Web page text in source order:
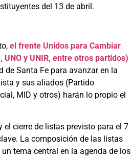
del 13 de abril.
el frente Unidos para Cambiar
UNO y UNIR, entre otros partidos)
de Santa Fe para avanzar en la
y sus aliados (Partido
MID y otros) harán lo propio el
cierre de listas previsto para el 7
La composición de las listas
tema central en la agenda de los